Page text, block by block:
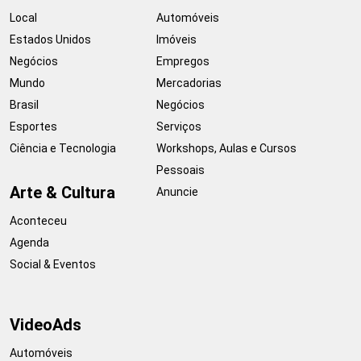
Local
Estados Unidos
Negócios
Mundo
Brasil
Esportes
Ciência e Tecnologia
Arte & Cultura
Aconteceu
Agenda
Social & Eventos
Automóveis
Imóveis
Empregos
Mercadorias
Negócios
Serviços
Workshops, Aulas e Cursos
Pessoais
Anuncie
VideoAds
Automóveis